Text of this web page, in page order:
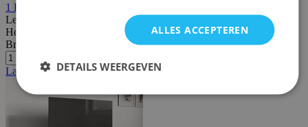
1 Review
Lengte:
Hoogte:
Breedte/diepte:
Laatste stuks
ALLES ACCEPTEREN
DETAILS WEERGEVEN